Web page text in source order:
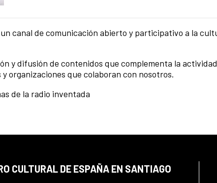
canal de comunicación abierto y participativo a la
y difusión de contenidos que complementa la
organizaciones que colaboran con nosotros.
de la radio inventada
CULTURAL DE ESPAÑA EN SANTIAGO